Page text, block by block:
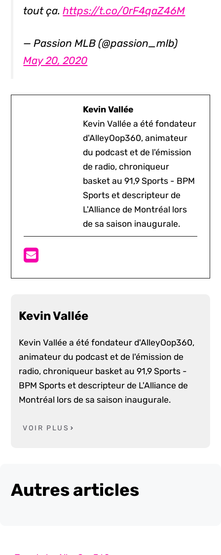
tout ça.https://t.co/0rF4qaZ46M
— Passion MLB (@passion_mlb)
May 20, 2020
Kevin Vallée
Kevin Vallée a été fondateur
d'AlleyOop360, animateur
du podcast et de l'émission
de radio, chroniqueur
basket au 91,9 Sports - BPM
Sports et descripteur de
L'Alliance de Montréal lors
de sa saison inaugurale.
Kevin Vallée
Kevin Vallée a été fondateur d'AlleyOop360,
animateur du podcast et de l'émission de
radio, chroniqueur basket au 91,9 Sports -
BPM Sports et descripteur de L'Alliance de
Montréal lors de sa saison inaugurale.
VOIR PLUS
Autres articles